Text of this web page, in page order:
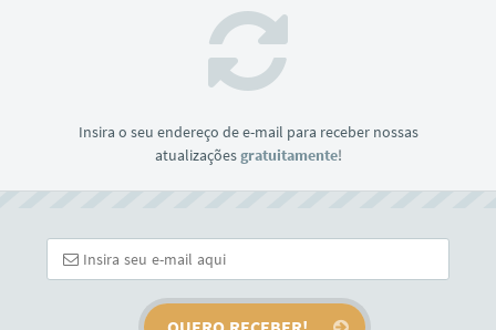
Insira o seu endereço de e-mail para receber nossas
atualizaçõesgratuitamente!